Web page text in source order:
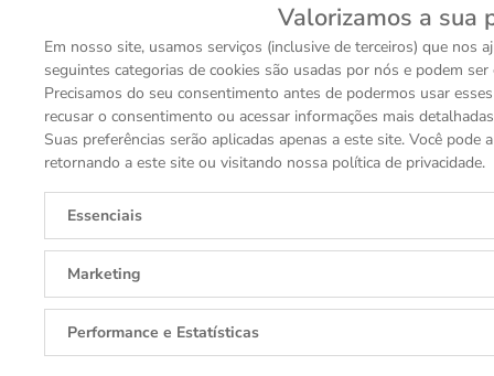
Valorizamos a sua
Em nosso site, usamos serviços (inclusive de terceiros) que nos
seguintes categorias de cookies são usadas por nós e podem
Precisamos do seu consentimento antes de podermos usar
recusar o consentimento ou acessar informações mais
Suas preferências serão aplicadas apenas a este site. Você
retornando a este site ou visitando nossa política de privacidade.
Essenciais
Marketing
Performance e Estatísticas
Descubra a Rolex Relógios Rolex